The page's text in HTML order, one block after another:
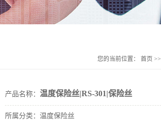
您的当前位置： 首页 >>
产品名称： 温度保险丝|RS-301|保险丝
所属分类：温度保险丝